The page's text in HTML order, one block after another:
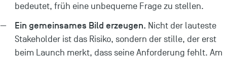
bedeutet, früh eine unbequeme Frage zu stellen.
Ein gemeinsames Bild erzeugen. Nicht der lauteste
Stakeholder ist das Risiko, sondern der stille, der erst
beim Launch merkt, dass seine Anforderung fehlt. Am